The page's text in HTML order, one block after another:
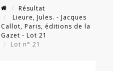
Résultat
Lieure, Jules. - Jacques
Callot, Paris, éditions de la
Gazet - Lot 21
Lot n° 21